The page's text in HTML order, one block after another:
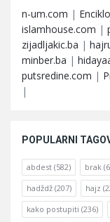
n-um.com |
islamhouse.com |
zijadljakic.ba |
minber.ba |
putsredine.com |
|
POPULARNI
abdest (582) brak
hadždž (207) hajz
kako postupiti (236)